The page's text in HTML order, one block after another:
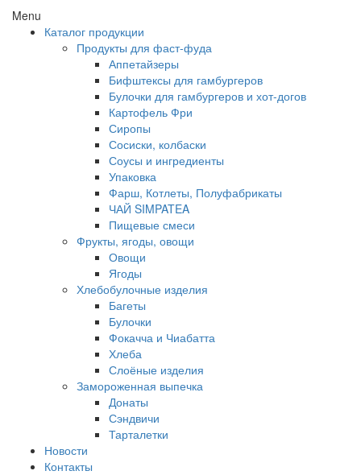
Menu
Каталог продукции
Продукты для фаст-фуда
Аппетайзеры
Бифштексы для гамбургеров
Булочки для гамбургеров и хот-догов
Картофель Фри
Сиропы
Сосиски, колбаски
Соусы и ингредиенты
Упаковка
Фарш, Котлеты, Полуфабрикаты
ЧАЙ SIMPATEA
Пищевые смеси
Фрукты, ягоды, овощи
Овощи
Ягоды
Хлебобулочные изделия
Багеты
Булочки
Фокачча и Чиабатта
Хлеба
Слоёные изделия
Замороженная выпечка
Донаты
Сэндвичи
Тарталетки
Новости
Контакты